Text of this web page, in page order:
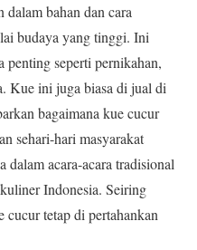
bahan dan cara
budaya yang tinggi. Ini
penting seperti pernikahan,
Kue ini juga biasa di jual di
bagaimana kue cucur
sehari-hari masyarakat
acara-acara tradisional
Indonesia. Seiring
cucur tetap di pertahankan